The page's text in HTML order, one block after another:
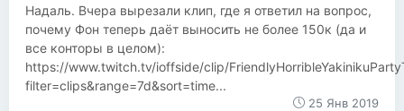
Надаль. Вчера вырезали клип, где я ответил на вопрос,
почему Фон теперь даёт выносить не более 150к (да и
все конторы в целом):
https://www.twitch.tv/ioffside/clip/
filter=clips&range=7d&sort=time...
25 Янв 2019